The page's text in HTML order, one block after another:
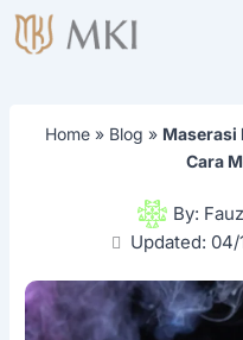
Lewati
ke
Home » Blog » Maserasi
Cara
By:
Updated: